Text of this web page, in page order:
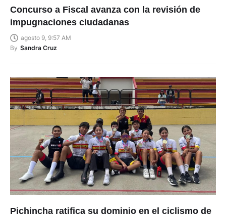
Concurso a Fiscal avanza con la revisión de
impugnaciones ciudadanas
agosto 9, 9:57 AM
By Sandra Cruz
Pichincha ratifica su dominio en el ciclismo de